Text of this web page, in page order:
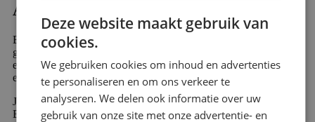
Accessoires - Brons kopen?
Ben je op zoek naar Accessoires - Brons? Dan slaag je
gegarandeerd bij Emob, jouw online meubelwinkel. In ons
enorme assortiment vind je meer dan 10.000 prachtige meubels
en sfeervolle woondecoratie producten.
Jouw nieuwe favoriete product in de categorie Accessoires -
Brons wordt snel en voordelig verzonden. Veel van onze
Deze website maakt gebruik van
cookies.
We gebruiken cookies om inhoud en advertenties
te personaliseren en om ons verkeer te
analyseren. We delen ook informatie over uw
gebruik van onze site met onze advertentie- en